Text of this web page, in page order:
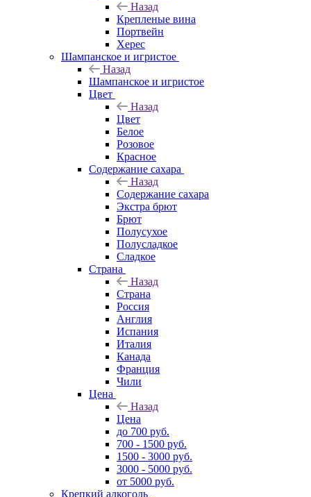
Назад
Крепленые вина
Портвейн
Херес
Шампанское и игристое
Назад
Шампанское и игристое
Цвет
Назад
Цвет
Белое
Розовое
Красное
Содержание сахара
Назад
Содержание сахара
Экстра брют
Брют
Полусухое
Полусладкое
Сладкое
Страна
Назад
Страна
Россия
Англия
Испания
Италия
Канада
Франция
Чили
Цена
Назад
Цена
до 700 руб.
700 - 1500 руб.
1500 - 3000 руб.
3000 - 5000 руб.
от 5000 руб.
Крепкий алкоголь